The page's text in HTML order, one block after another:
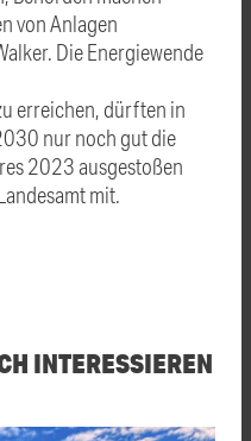
von Anlagen
Die Energiewende
erreichen, dürften in
nur noch gut die
2023 ausgestoßen
mit.
INTERESSIEREN